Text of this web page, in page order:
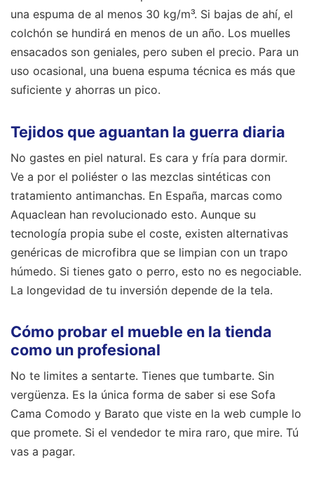
una espuma de al menos 30 kg/m³. Si bajas de ahí, el
colchón se hundirá en menos de un año. Los muelles
ensacados son geniales, pero suben el precio. Para un
uso ocasional, una buena espuma técnica es más que
suficiente y ahorras un pico.
Tejidos que aguantan la guerra diaria
No gastes en piel natural. Es cara y fría para dormir.
Ve a por el poliéster o las mezclas sintéticas con
tratamiento antimanchas. En España, marcas como
Aquaclean han revolucionado esto. Aunque su
tecnología propia sube el coste, existen alternativas
genéricas de microfibra que se limpian con un trapo
húmedo. Si tienes gato o perro, esto no es negociable.
La longevidad de tu inversión depende de la tela.
Cómo probar el mueble en la tienda
como un profesional
No te limites a sentarte. Tienes que tumbarte. Sin
vergüenza. Es la única forma de saber si ese Sofa
Cama Comodo y Barato que viste en la web cumple lo
que promete. Si el vendedor te mira raro, que mire. Tú
vas a pagar.